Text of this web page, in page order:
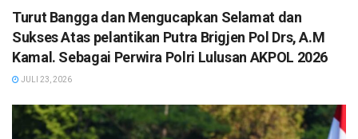
Turut Bangga dan Mengucapkan Selamat dan
Sukses Atas pelantikan Putra Brigjen Pol Drs, A.M
Kamal. Sebagai Perwira Polri Lulusan AKPOL 2026
JULI 23, 2026